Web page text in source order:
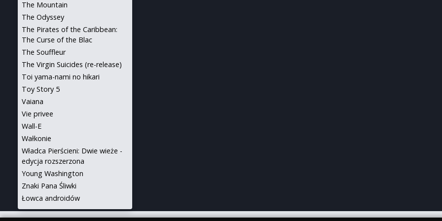
The Mountain
The Odyssey
The Pirates of the Caribbean:
The Curse of the Blac
The Souffleur
The Virgin Suicides (re-release)
Toi yama-nami no hikari
Toy Story 5
Vaiana
Vie privee
Wall-E
Wałkonie
Władca Pierścieni: Dwie wieże -
edycja rozszerzona
Young Washington
Znaki Pana Śliwki
Łowca androidów